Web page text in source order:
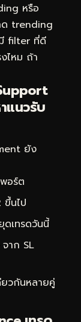
หรือ
ด trending
filter ที่ดี
ไหม ถ้า
แนวรับ
ยัง
อร์ต
ขึ้นไป
เทรดวันนี้
าก SL
วกันหลายคู่